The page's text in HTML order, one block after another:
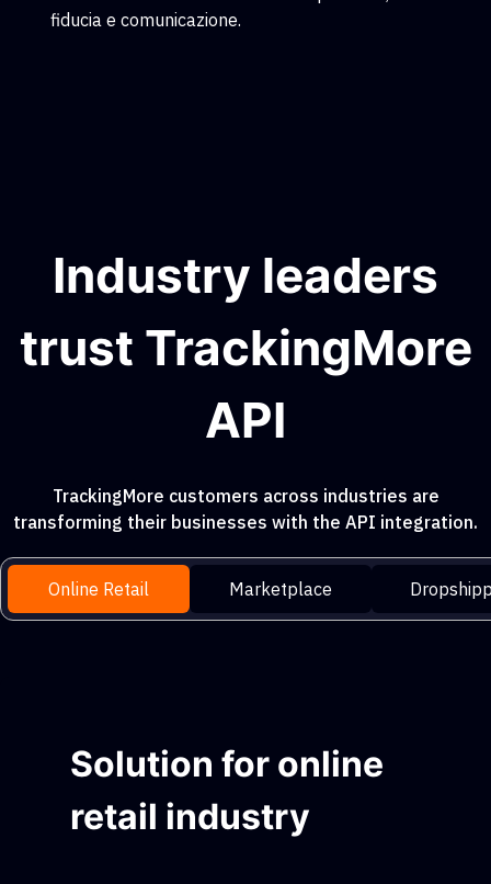
fiducia e comunicazione.
Industry leaders
trust TrackingMore
API
TrackingMore customers across industries are
transforming their businesses with the API integration.
Online Retail Marketplace
Solution for online
retail industry